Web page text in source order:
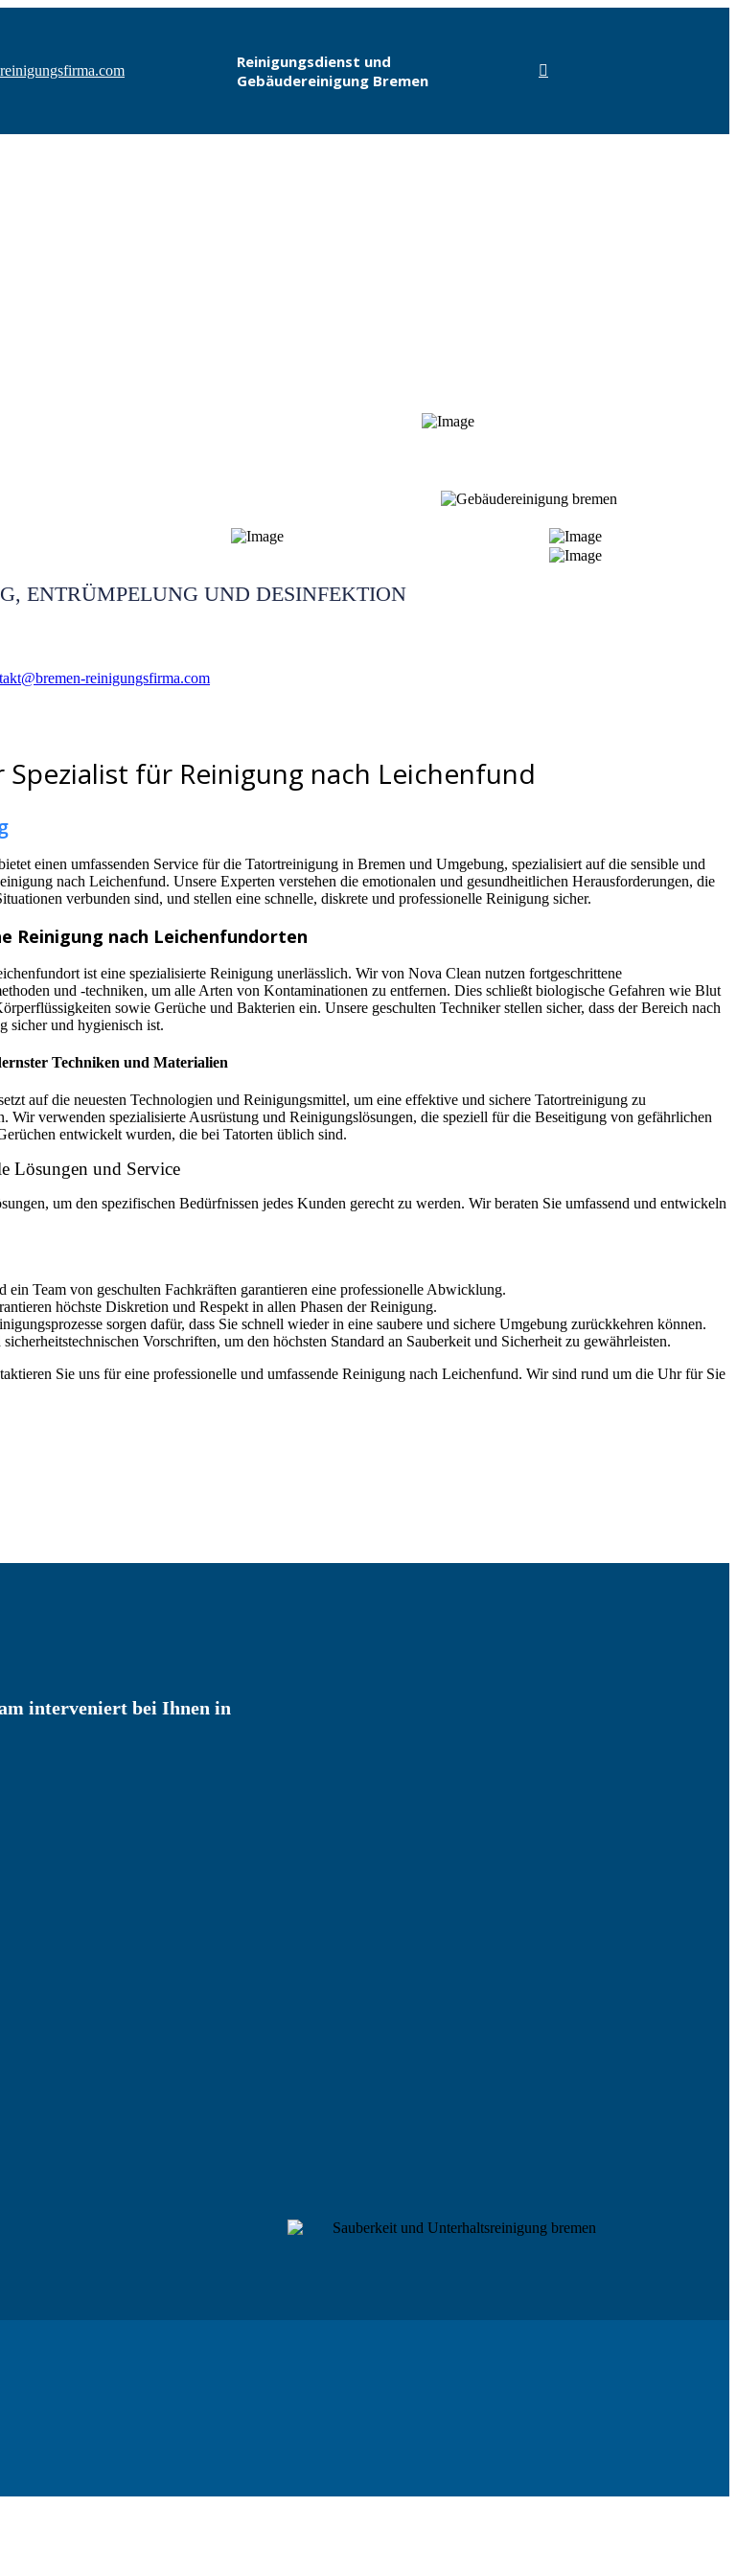
Reinigungsdienst und
Gebäudereinigung Bremen
ENTRÜMPELUNG UND DESINFEKTION
reinigungsfirma.com
für Reinigung nach Leichenfund
einen umfassenden Service für die Tatortreinigung in Bremen und Umgebung, spezialisiert auf die sensible und
nach Leichenfund. Unsere Experten verstehen die emotionalen und gesundheitlichen Herausforderungen, die
verbunden sind, und stellen eine schnelle, diskrete und professionelle Reinigung sicher.
Reinigung nach Leichenfundorten
ist eine spezialisierte Reinigung unerlässlich. Wir von Nova Clean nutzen fortgeschrittene
und -techniken, um alle Arten von Kontaminationen zu entfernen. Dies schließt biologische Gefahren wie Blut
sowie Gerüche und Bakterien ein. Unsere geschulten Techniker stellen sicher, dass der Bereich nach
sicher und hygienisch ist.
Techniken und Materialien
auf die neuesten Technologien und Reinigungsmittel, um eine effektive und sichere Tatortreinigung zu
Wir verwenden spezialisierte Ausrüstung und Reinigungslösungen, die speziell für die Beseitigung von gefährlichen
entwickelt wurden, die bei Tatorten üblich sind.
Lösungen und Service
um den spezifischen Bedürfnissen jedes Kunden gerecht zu werden. Wir beraten Sie umfassend und entwickeln
Team von geschulten Fachkräften garantieren eine professionelle Abwicklung.
höchste Diskretion und Respekt in allen Phasen der Reinigung.
sorgen dafür, dass Sie schnell wieder in eine saubere und sichere Umgebung zurückkehren können.
Vorschriften, um den höchsten Standard an Sauberkeit und Sicherheit zu gewährleisten.
Sie uns für eine professionelle und umfassende Reinigung nach Leichenfund. Wir sind rund um die Uhr für Sie
interveniert bei Ihnen in